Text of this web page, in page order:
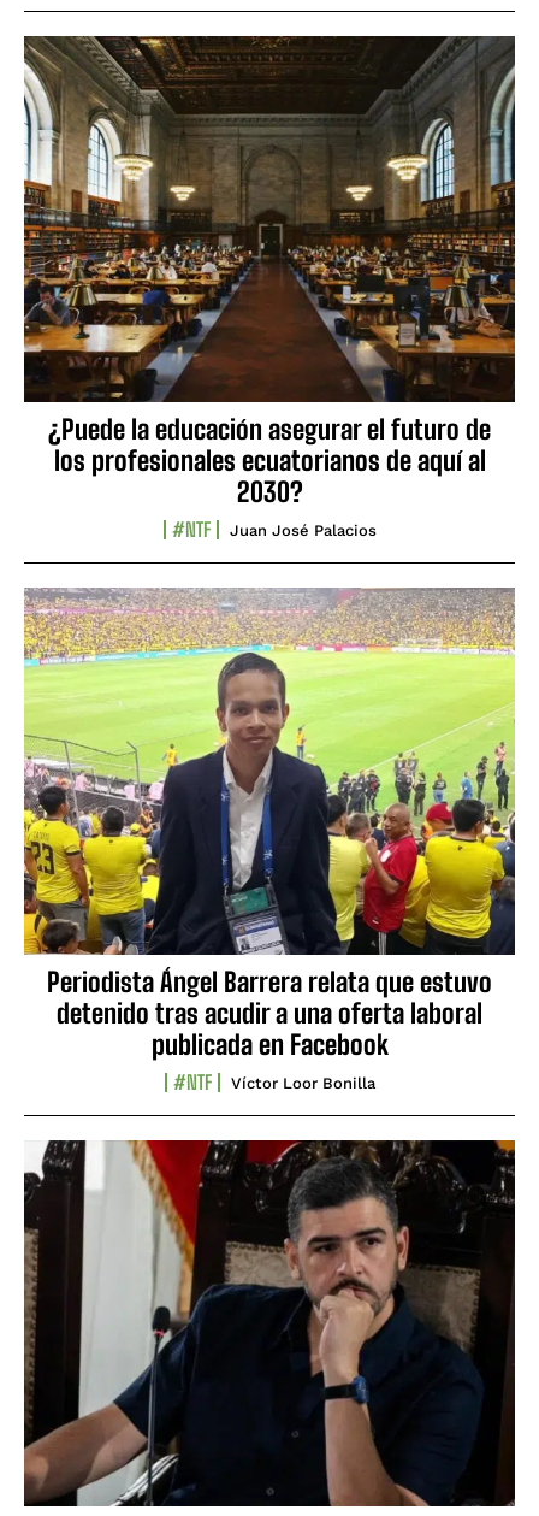
¿Puede la educación asegurar el futuro de
los profesionales ecuatorianos de aquí al
2030?
#NTF Juan José Palacios
Periodista Ángel Barrera relata que estuvo
detenido tras acudir a una oferta laboral
publicada en Facebook
#NTF Víctor Loor Bonilla